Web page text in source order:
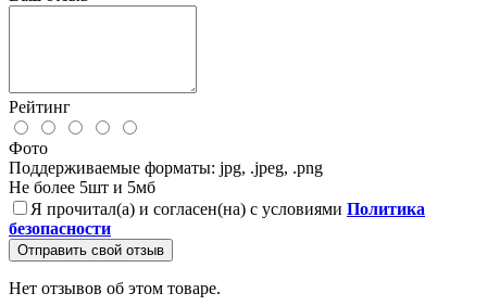
Рейтинг
Фото
Поддерживаемые форматы: jpg, .jpeg, .png
Не более 5шт и 5мб
Я прочитал(а) и согласен(на) с условиями Политика
безопасности
Отправить свой отзыв
Нет отзывов об этом товаре.